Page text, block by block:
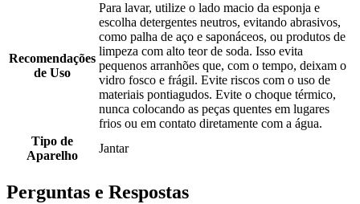
Recomendações
de Uso
Para lavar, utilize o lado macio da esponja e
escolha detergentes neutros, evitando abrasivos,
como palha de aço e saponáceos, ou produtos de
limpeza com alto teor de soda. Isso evita
pequenos arranhões que, com o tempo, deixam o
vidro fosco e frágil. Evite riscos com o uso de
materiais pontiagudos. Evite o choque térmico,
nunca colocando as peças quentes em lugares
frios ou em contato diretamente com a água.
Tipo de
Aparelho
Jantar
Perguntas e Respostas